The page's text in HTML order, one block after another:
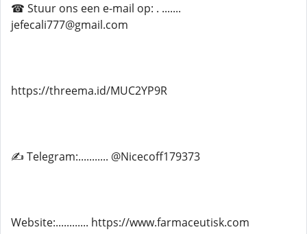
☎ Stuur ons een e-mail op: . .......
jefecali777@gmail.com
https://threema.id/MUC2YP9R
✍ Telegram:........... @Nicecoff179373
Website:............ https://www.farmaceutisk.com